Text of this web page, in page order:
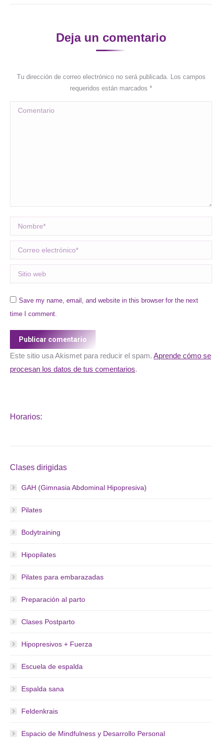
Deja un comentario
Tu dirección de correo electrónico no será publicada. Los campos
requeridos están marcados *
Comentario
Nombre *
Correo electrónico *
Sitio web
Save my name, email, and website in this browser for the next
time I comment.
Publicar comentario
Este sitio usa Akismet para reducir el spam. Aprende cómo se
procesan los datos de tus comentarios.
Horarios:
Clases dirigidas
GAH (Gimnasia Abdominal Hipopresiva)
Pilates
Bodytraining
Hipopilates
Pilates para embarazadas
Preparación al parto
Clases Postparto
Hipopresivos + Fuerza
Escuela de espalda
Espalda sana
Feldenkrais
Espacio de Mindfulness y Desarrollo Personal